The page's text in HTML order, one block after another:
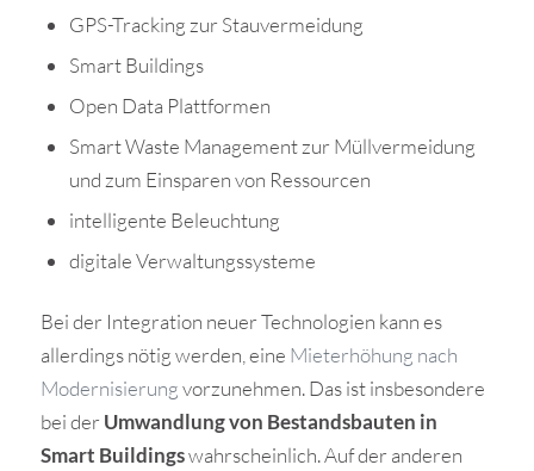
GPS-Tracking zur Stauvermeidung
Smart Buildings
Open Data Plattformen
Smart Waste Management zur Müllvermeidung
und zum Einsparen von Ressourcen
intelligente Beleuchtung
digitale Verwaltungssysteme
Bei der Integration neuer Technologien kann es
allerdings nötig werden, eine Mieterhöhung nach
Modernisierungvorzunehmen. Das ist insbesondere
bei der Umwandlung von Bestandsbauten in
Smart Buildingswahrscheinlich. Auf der anderen